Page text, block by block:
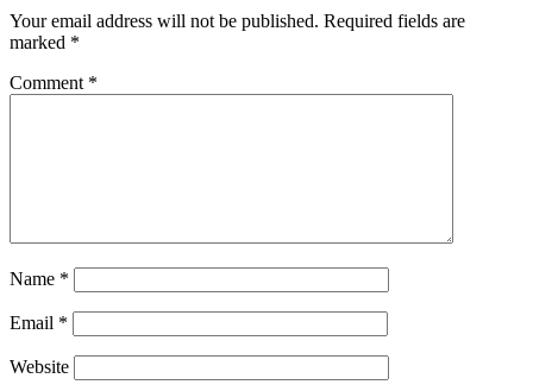
Your email address will not be published. Required fields are
marked *
Comment *
Name *
Email *
Website